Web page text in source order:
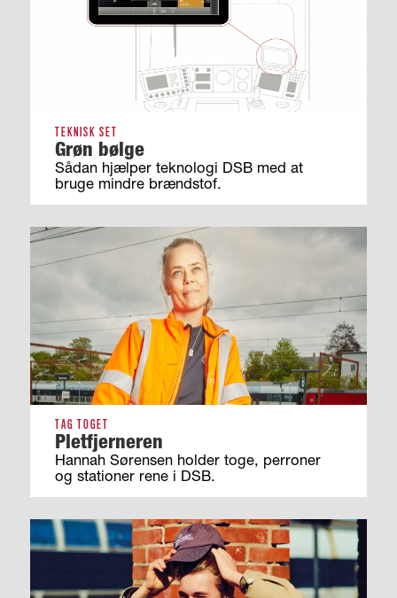
TEKNISK SET
Grøn bølge
Sådan hjælper teknologi DSB med at
bruge mindre brændstof.
TAG TOGET
Pletfjerneren
Hannah Sørensen holder toge, perroner
og stationer rene i DSB.